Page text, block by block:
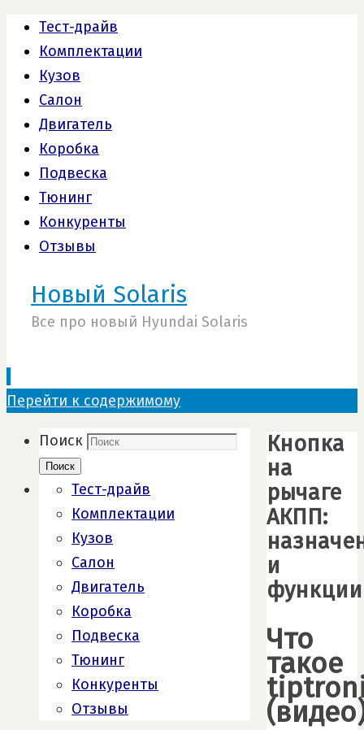
Тест-драйв
Комплектации
Кузов
Салон
Двигатель
Коробка
Подвеска
Тюнинг
Конкуренты
Отзывы
Новый Solaris
Все про новый Hyundai Solaris
Перейти к содержимому
Кнопка
на
рычаге
АКПП:
и
функции
Что
такое
Поиск
Поиск
Тест-драйв
Комплектации
Кузов
Салон
Двигатель
Коробка
Подвеска
Тюнинг
Конкуренты
Отзывы